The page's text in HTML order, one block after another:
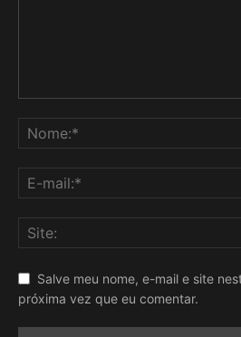
Salve meu nome, e-mail e site
próxima vez que eu comentar.